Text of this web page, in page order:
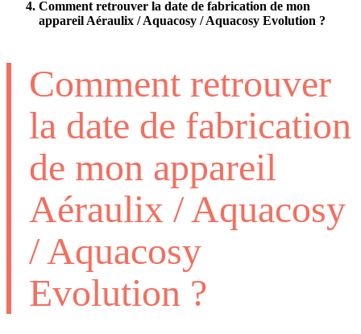
Comment retrouver la date de fabrication de mon
appareil Aéraulix / Aquacosy / Aquacosy Evolution ?
Comment retrouver
la date de fabrication
de mon appareil
Aéraulix / Aquacosy
/ Aquacosy
Evolution ?